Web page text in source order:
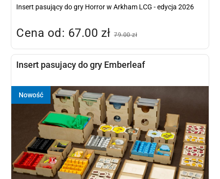
Insert pasujący do gry Horror w Arkham LCG - edycja 2026
Cena od: 67.00 zł 79.00 zł
Insert pasujacy do gry Emberleaf
Nowość